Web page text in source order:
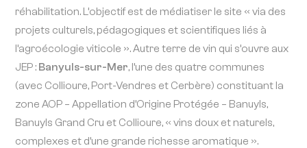
réhabilitation. L’objectif est de médiatiser le site « via des
projets culturels, pédagogiques et scientifiques liés à
l’agroécologie viticole ». Autre terre de vin qui s’ouvre aux
JEP : Banyuls-sur-Mer, l’une des quatre communes
(avec Collioure, Port-Vendres et Cerbère) constituant la
zone AOP – Appellation d’Origine Protégée – Banuyls,
Banuyls Grand Cru et Collioure, « vins doux et naturels,
complexes et d’une grande richesse aromatique ».